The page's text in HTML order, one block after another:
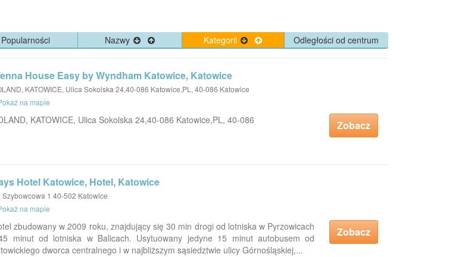
Popularności Nazwy Kategorii Odległości od centrum
House Easy by Wyndham Katowice, Katowice
KATOWICE, Ulica Sokolska 24,40-086 Katowice,PL, 40-086 Katowice
na mapie
KATOWICE, Ulica Sokolska 24,40-086 Katowice,PL, 40-086 Zobacz
Hotel Katowice, Hotel, Katowice
Szybowcowa 1 40-502 Katowice
na mapie
zbudowany w 2009 roku, znajdujący się 30 min drogi od lotniska w Pyrzowicach
minut od lotniska w Balicach. Usytuowany jedyne 15 minut autobusem od
dworca centralnego i w najbliższym sąsiedztwie ulicy Górnośląskiej,...
Zobacz